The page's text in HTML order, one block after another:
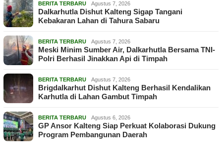
BERITA TERBARU Agustus 7, 2026
Dalkarhutla Dishut Kalteng Sigap Tangani
Kebakaran Lahan di Tahura Sabaru
BERITA TERBARU Agustus 7, 2026
Meski Minim Sumber Air, Dalkarhutla Bersama TNI-
Polri Berhasil Jinakkan Api di Timpah
BERITA TERBARU Agustus 7, 2026
Brigdalkarhut Dishut Kalteng Berhasil Kendalikan
Karhutla di Lahan Gambut Timpah
BERITA TERBARU Agustus 6, 2026
GP Ansor Kalteng Siap Perkuat Kolaborasi Dukung
Program Pembangunan Daerah